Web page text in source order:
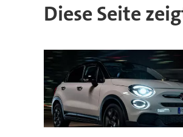
Diese Seite